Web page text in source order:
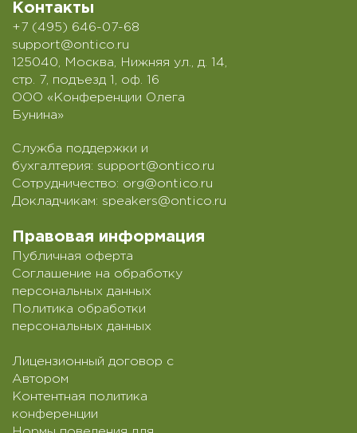
Контакты
+7 (495) 646-07-68
support@ontico.ru
125040, Москва, Нижняя ул., д. 14,
стр. 7, подъезд 1, оф. 16
ООО «Конференции Олега
Бунина»
Служба поддержки и
бухгалтерия: support@ontico.ru
Сотрудничество: org@ontico.ru
Докладчикам: speakers@ontico.ru
Правовая информация
Публичная оферта
Соглашение на обработку
персональных данных
Политика обработки
персональных данных
Лицензионный договор с
Автором
Контентная политика
конференции